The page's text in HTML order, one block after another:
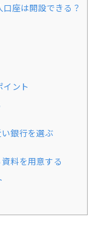
座は開設できる？
ント
銀行を選ぶ
料を用意する